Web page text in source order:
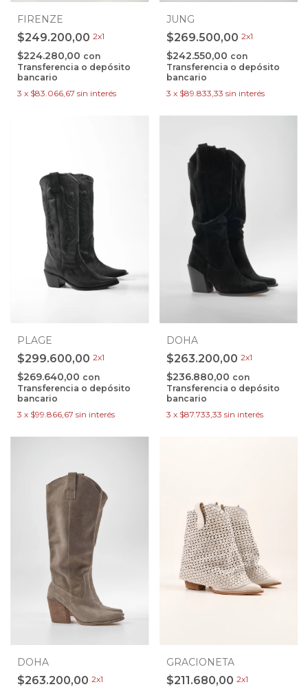
FIRENZE
$249.200,00 2x1
$224.280,00 con
Transferencia o depósito
bancario
3 x $83.066,67 sin interés
JUNG
$269.500,00 2x1
$242.550,00 con
Transferencia o depósito
bancario
3 x $89.833,33 sin interés
PLAGE
$299.600,00 2x1
$269.640,00 con
Transferencia o depósito
bancario
3 x $99.866,67 sin interés
DOHA
$263.200,00 2x1
$236.880,00 con
Transferencia o depósito
bancario
3 x $87.733,33 sin interés
DOHA
$263.200,00 2x1
GRACIONETA
$211.680,00 2x1